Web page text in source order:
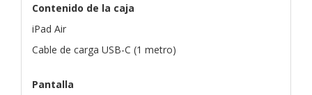
Contenido de la caja
iPad Air
Cable de carga USB-C (1 metro)
Pantalla